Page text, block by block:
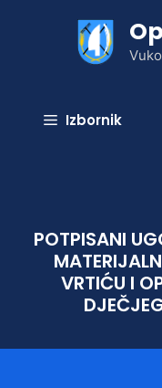
Izbornik
POTPISANI
VRTIĆU I